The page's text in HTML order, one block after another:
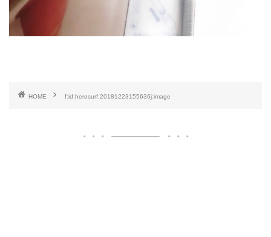
HOME f:id:herosurf:20181223155636j:image